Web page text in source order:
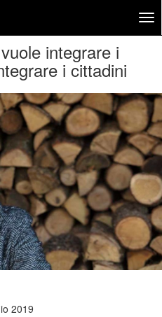
integrare i
i cittadini
2019